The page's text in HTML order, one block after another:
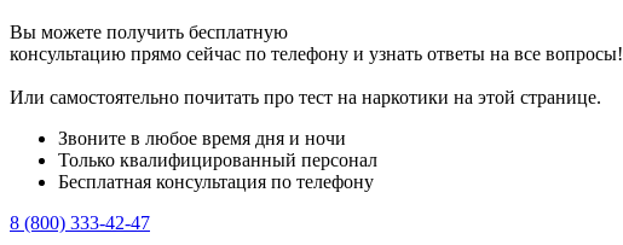
Вы можете получить бесплатную
консультацию прямо сейчас по телефону и узнать ответы на все вопросы!
Или самостоятельно почитать про тест на наркотики на этой странице.
Звоните в любое время дня и ночи
Только квалифицированный персонал
Бесплатная консультация по телефону
8 (800) 333-42-47